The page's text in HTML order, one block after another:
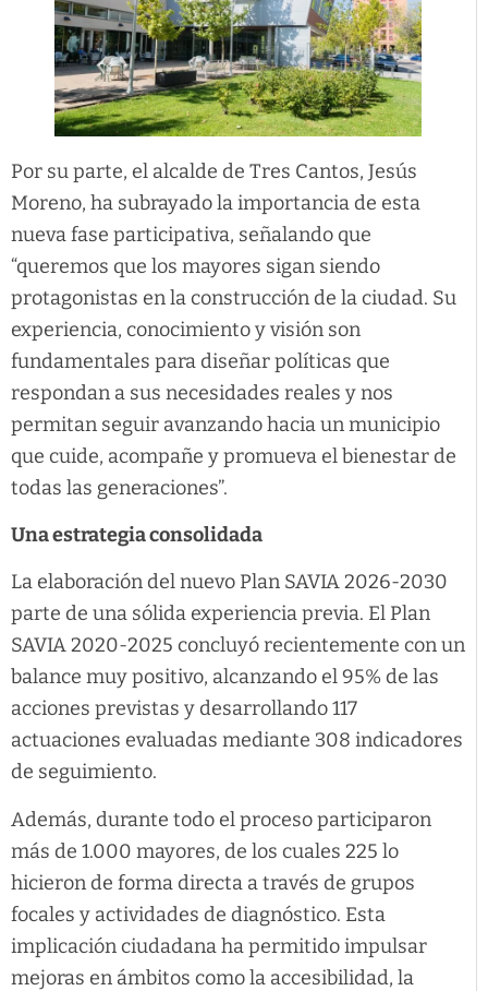
Por su parte, el alcalde de Tres Cantos, Jesús
Moreno, ha subrayado la importancia de esta
nueva fase participativa, señalando que
“queremos que los mayores sigan siendo
protagonistas en la construcción de la ciudad. Su
experiencia, conocimiento y visión son
fundamentales para diseñar políticas que
respondan a sus necesidades reales y nos
permitan seguir avanzando hacia un municipio
que cuide, acompañe y promueva el bienestar de
todas las generaciones”.
Una estrategia consolidada
La elaboración del nuevo Plan SAVIA 2026-2030
parte de una sólida experiencia previa. El Plan
SAVIA 2020-2025 concluyó recientemente con un
balance muy positivo, alcanzando el 95% de las
acciones previstas y desarrollando 117
actuaciones evaluadas mediante 308 indicadores
de seguimiento.
Además, durante todo el proceso participaron
más de 1.000 mayores, de los cuales 225 lo
hicieron de forma directa a través de grupos
focales y actividades de diagnóstico. Esta
implicación ciudadana ha permitido impulsar
mejoras en ámbitos como la accesibilidad, la